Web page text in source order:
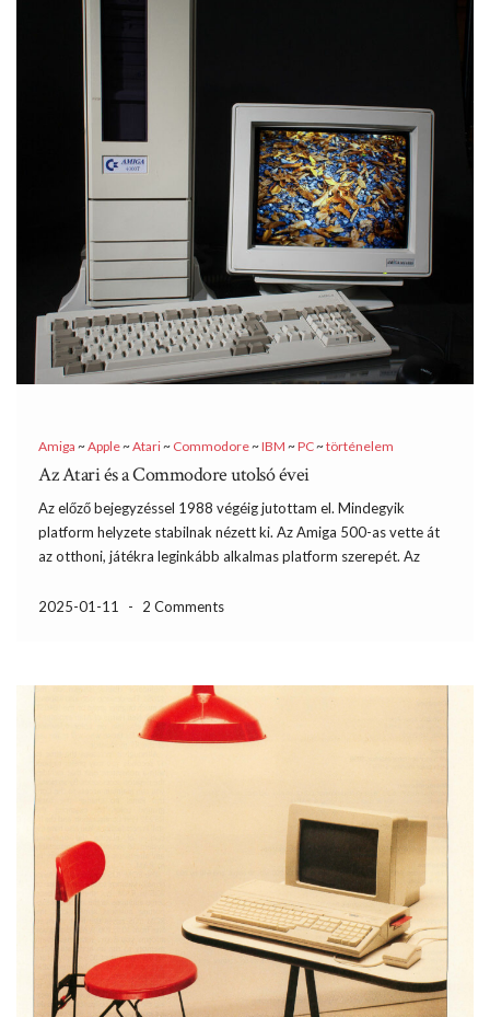
Amiga ~Apple~Atari~ Commodore~IBM ~PC~történelem
Az Atari és a Commodore utolsó évei
Az előző bejegyzéssel 1988 végéig jutottam el. Mindegyik
platform helyzete stabilnak nézett ki. Az Amiga 500-as vette át
az otthoni, játékra leginkább alkalmas platform szerepét. Az
kedvezőnek, de a programokat, játékokat ettől függetlenül
2025-01-11 - 2 Comments